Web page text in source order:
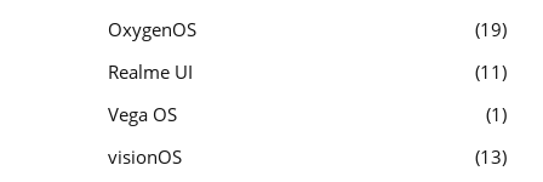
OxygenOS
19
Realme UI
11
Vega OS
1
visionOS
13